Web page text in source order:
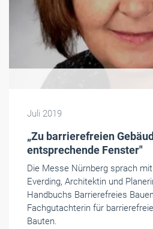
Juli 2019
„Zu barrierefreien
entsprechende Fenster"
Die Messe Nürnberg sprach
Everding, Architektin und
Handbuchs Barrierefreies
Fachgutachterin für
Bauten.